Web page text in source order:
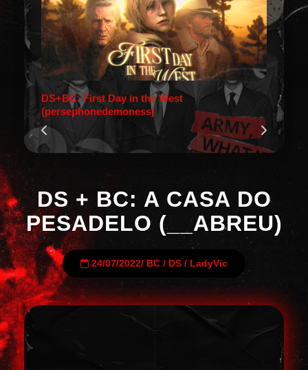
DS+BC: First Day in the West
(persephonedemoness)
DS + BC: A CASA DO
PESADELO (__ABREU)
24/07/2022/ BC / DS / LadyVic